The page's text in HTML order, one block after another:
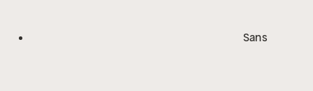
Sans